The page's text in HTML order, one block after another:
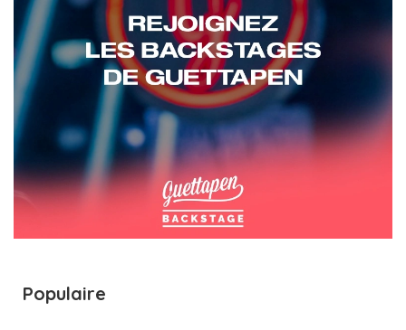
Populaire